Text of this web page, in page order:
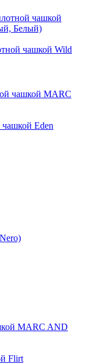
чашкой Wild
чашкой Eden
Flirt